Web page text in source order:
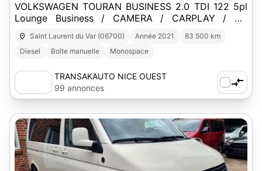
VOLKSWAGEN TOURAN BUSINESS 2.0 TDI 122 5pl
Lounge Business / CAMERA / CARPLAY / CT
VIERGE
Saint Laurent du Var (06700) Année 2021
83 500 km
Diesel
Boîte manuelle Monospace
TRANSAKAUTO NICE OUEST
99 annonces